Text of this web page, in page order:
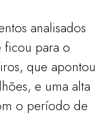
analisados
ficou para o
que apontou
e uma alta
o período de